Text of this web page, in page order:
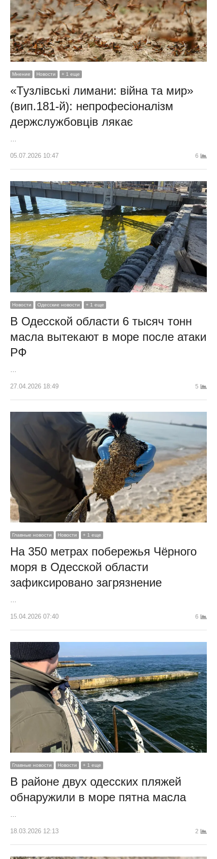
Мнение Новости + 1 еще
«Тузлівські лимани: війна та мир»
(вип.181-й): непрофесіоналізм
держслужбовців лякає
…
05.07.2026 10:47 6
Новости Одесские новости + 1 еще
В Одесской области 6 тысяч тонн
масла вытекают в море после атаки
РФ
27.04.2026 18:49 5
Главные новости Новости + 1 еще
На 350 метрах побережья Чёрного
моря в Одесской области
зафиксировано загрязнение
…
15.04.2026 07:40 6
Главные новости Новости + 1 еще
В районе двух одесских пляжей
обнаружили в море пятна масла
…
18.03.2026 12:13 2